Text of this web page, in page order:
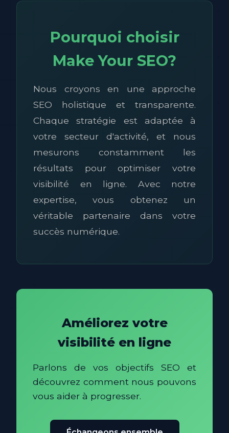
Pourquoi choisir
Make Your SEO?
Nous croyons en une approche
SEO holistique et transparente.
Chaque stratégie est adaptée à
votre secteur d'activité, et nous
mesurons constamment les
résultats pour optimiser votre
visibilité en ligne. Avec notre
expertise, vous obtenez un
véritable partenaire dans votre
succès numérique.
Améliorez votre
visibilité en ligne
Parlons de vos objectifs SEO et
découvrez comment nous pouvons
vous aider à progresser.